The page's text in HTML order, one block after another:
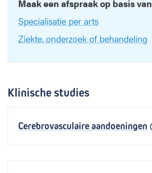
Maak een afspraak op basis van
Specialisatie per arts
Ziekte, onderzoek of behandeling
Klinische studies
Cerebrovasculaire aandoeningen